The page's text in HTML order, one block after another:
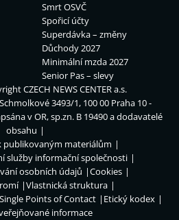
Smrt OSVČ
Spořicí účty
Superdávka – změny
Důchody 2027
Minimální mzda 2027
Senior Pas – slevy
CZECH NEWS CENTER a.s.
3493/1, 100 00 Praha 10 -
v OR, sp.zn. B 19490 a dodavatelé
obsahu
publikovaným materiálům
služby informační společnosti
osobních údajů
Cookies
Vlastnická struktura
Points of Contact
Etický kodex
informace